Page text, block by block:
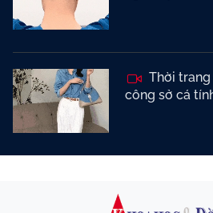
Thời
công sở cá